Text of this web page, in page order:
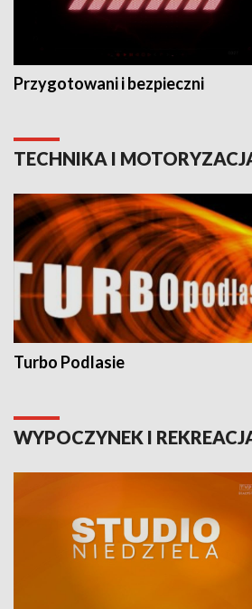
Przygotowani i bezpieczni
TECHNIKA I
Turbo Podlasie
WYPOCZYNEK I